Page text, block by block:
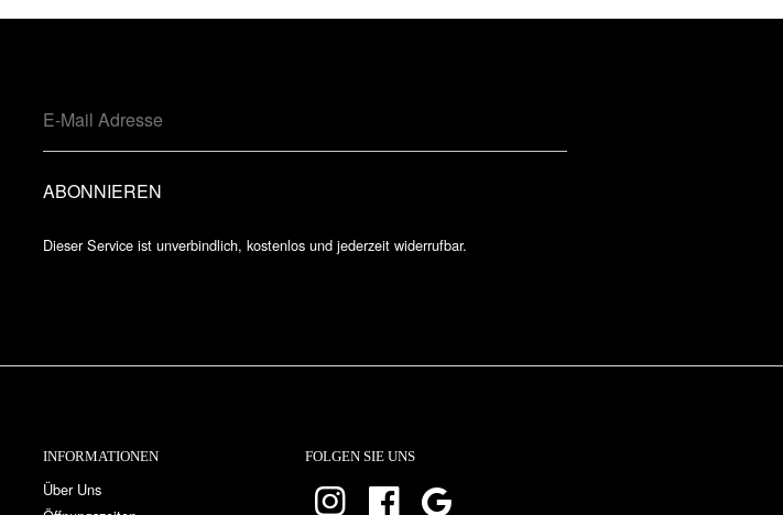
Dieser Service ist unverbindlich, kostenlos und jederzeit widerrufbar.
INFORMATIONEN
Über Uns
FOLGEN SIE UNS